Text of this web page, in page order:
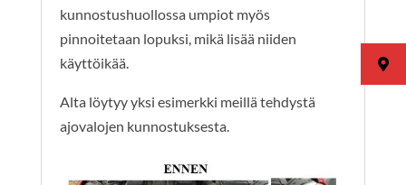
kunnostushuollossa umpiot myös
pinnoitetaan lopuksi, mikä lisää niiden
käyttöikää.
Alta löytyy yksi esimerkki meillä tehdystä
ajovalojen kunnostuksesta.